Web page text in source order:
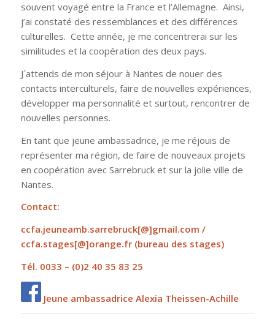
souvent voyagé entre la France et l’Allemagne. Ainsi,
j’ai constaté des ressemblances et des différences
culturelles. Cette année, je me concentrerai sur les
similitudes et la coopération des deux pays.
J´attends de mon séjour à Nantes de nouer des
contacts interculturels, faire de nouvelles expériences,
développer ma personnalité et surtout, rencontrer de
nouvelles personnes.
En tant que jeune ambassadrice, je me réjouis de
représenter ma région, de faire de nouveaux projets
en coopération avec Sarrebruck et sur la jolie ville de
Nantes.
Contact:
ccfa.jeuneamb.sarrebruck[@]gmail.com /
ccfa.stages[@]orange.fr(bureau des stages)
Tél. 0033 – (0)2 40 35 83 25
Jeune ambassadrice Alexia Theissen-Achille